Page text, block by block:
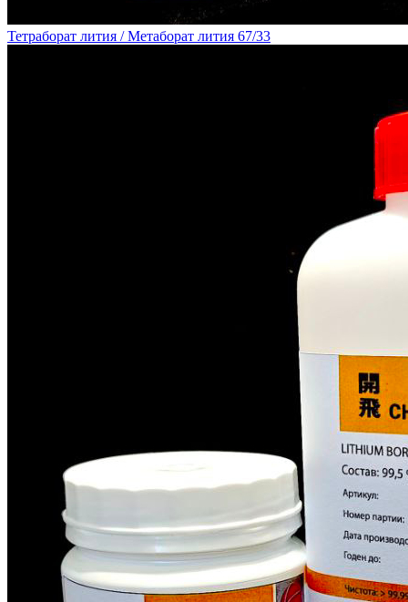
Тетраборат лития / Метаборат лития 67/33